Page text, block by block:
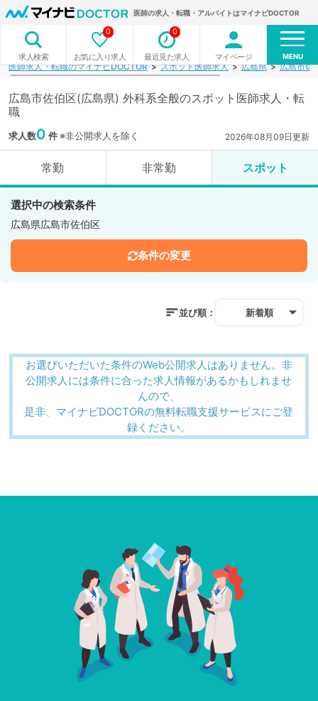
医師の求人・転職・アルバイトはマイナビDOCTOR
求人検索 お気に入り求人
0
最近見た求人
0
マイページ MENU
医師求人・転職のマイナビDOCTOR スポット医師求人 広島県 広島市佐
広島市佐伯区(広島県) 外科系全般のスポット医師求人・転
職
求人数0 件※非公開求人を除く 2026年08月09日更新
常勤 非常勤 スポット
選択中の検索条件
広島県広島市佐伯区
条件の変更
並び順： 新着順
お選びいただいた条件のWeb公開求人はありません。非
公開求人には条件に合った求人情報があるかもしれませ
んので、
是非、マイナビDOCTORの無料転職支援サービスにご登
録ください。